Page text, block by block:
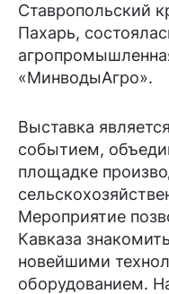
Ставропольский
Пахарь,
«МинводыАгро».
Выставка
событием,
площадке
Мероприятие
Кавказа
новейшими
оборудованием.